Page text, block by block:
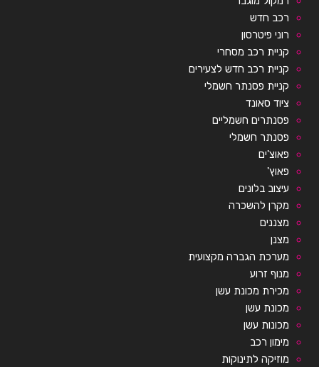
רכב חדש
רוני פיטרסון
קניית רכב מסחרי
קניית רכב חדש לצעירים
קניית פסנתר חשמלי
ציוד סאונד
פסנתרים חשמליים
פסנתר חשמלי
פאוצ'ים
פאוץ'
עיצוב בלונים
מקרן להשכרה
מצננים
מצנן
מערכת הגברה מקצועית
מנוף זרוע
מכירת מכונת עשן
מכונת עשן
מכונות עשן
מימון רכב
מוזיקה לתינוקות